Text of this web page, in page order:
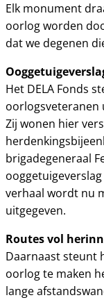
Elk monument
oorlog worden
dat we degenen
Het DELA Fonds
oorlogsveteranen
Zij wonen hier
brigadegeneraal
verhaal wordt nu
uitgegeven.
Routes vol
Daarnaast steunt
oorlog te maken
lange